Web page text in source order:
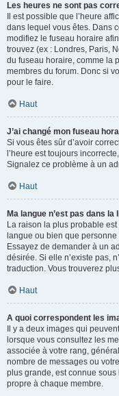
Les heures ne sont pas
Il est possible que l’heure
dans lequel vous êtes. Dans
modifiez le fuseau horaire
trouvez (ex : Londres, Paris,
du fuseau horaire, comme la
membres du forum. Donc si
pour le faire.
Haut
J’ai changé mon fuseau
Si vous êtes sûr d’avoir
l’heure est toujours
Signalez ce problème à un
Haut
Ma langue n’est pas dans la
La raison la plus probable est
langue ou bien que
Essayez de demander à un
désirée. Si elle n’existe pas,
traduction. Vous trouverez
Haut
A quoi correspondent les
Il y a deux images qui
lorsque vous consultez les
associée à votre rang,
nombre de messages ou
plus grande, est connue sous
propre à chaque membre.